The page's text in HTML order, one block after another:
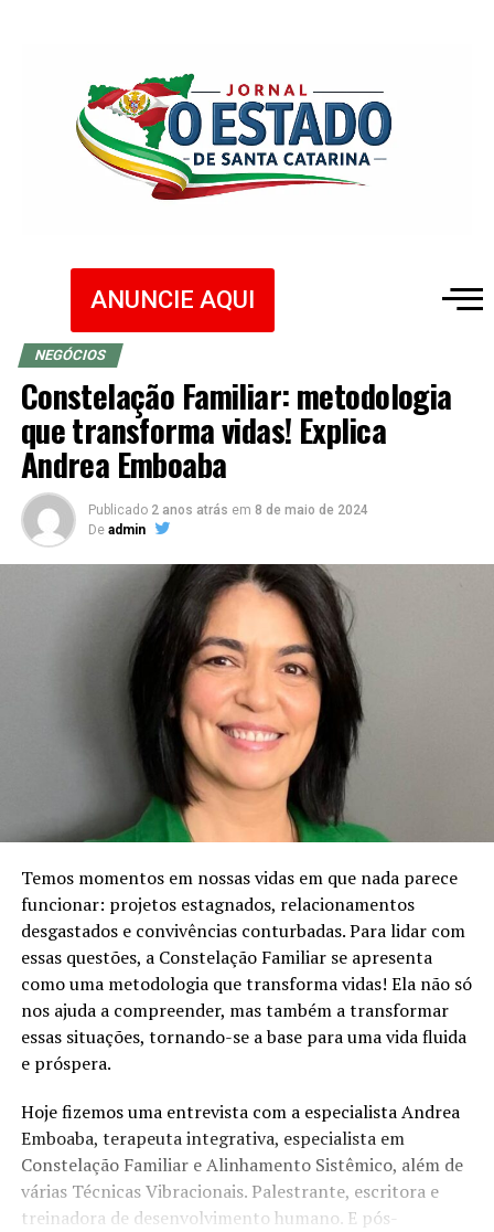
ANUNCIE AQUI
NEGÓCIOS
Constelação Familiar: metodologia
que transforma vidas! Explica
Andrea Emboaba
Publicado 2 anos atrás em 8 de maio de 2024
De admin
Temos momentos em nossas vidas em que nada parece
funcionar: projetos estagnados, relacionamentos
desgastados e convivências conturbadas. Para lidar com
essas questões, a Constelação Familiar se apresenta
como uma metodologia que transforma vidas! Ela não só
nos ajuda a compreender, mas também a transformar
essas situações, tornando-se a base para uma vida fluida
e próspera.
Hoje fizemos uma entrevista com a especialista Andrea
Emboaba, terapeuta integrativa, especialista em
Constelação Familiar e Alinhamento Sistêmico, além de
várias Técnicas Vibracionais. Palestrante, escritora e
treinadora de desenvolvimento humano. E pós-